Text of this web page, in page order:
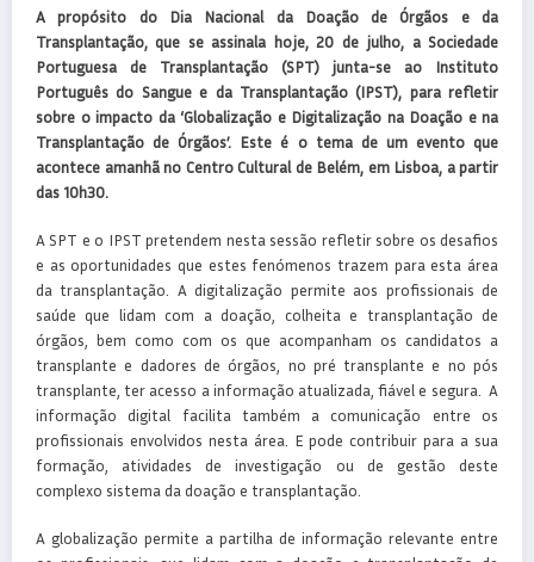
A propósito do Dia Nacional da Doação de Órgãos e da
Transplantação, que se assinala hoje, 20 de julho, a Sociedade
Portuguesa de Transplantação (SPT) junta-se ao Instituto
Português do Sangue e da Transplantação (IPST), para refletir
sobre o impacto da ‘Globalização e Digitalização na Doação e na
Transplantação de Órgãos’. Este é o tema de um evento que
acontece amanhã no Centro Cultural de Belém, em Lisboa, a partir
das 10h30.
A SPT e o IPST pretendem nesta sessão refletir sobre os desafios
e as oportunidades que estes fenómenos trazem para esta área
da transplantação. A digitalização permite aos profissionais de
saúde que lidam com a doação, colheita e transplantação de
órgãos, bem como com os que acompanham os candidatos a
transplante e dadores de órgãos, no pré transplante e no pós
transplante, ter acesso a informação atualizada, fiável e segura. A
informação digital facilita também a comunicação entre os
profissionais envolvidos nesta área. E pode contribuir para a sua
formação, atividades de investigação ou de gestão deste
complexo sistema da doação e transplantação.
A globalização permite a partilha de informação relevante entre